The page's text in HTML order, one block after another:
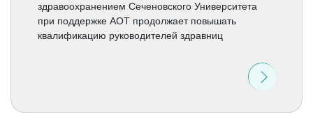
здравоохранением Сеченовского Университета
при поддержке АОТ продолжает повышать
квалификацию руководителей здравниц